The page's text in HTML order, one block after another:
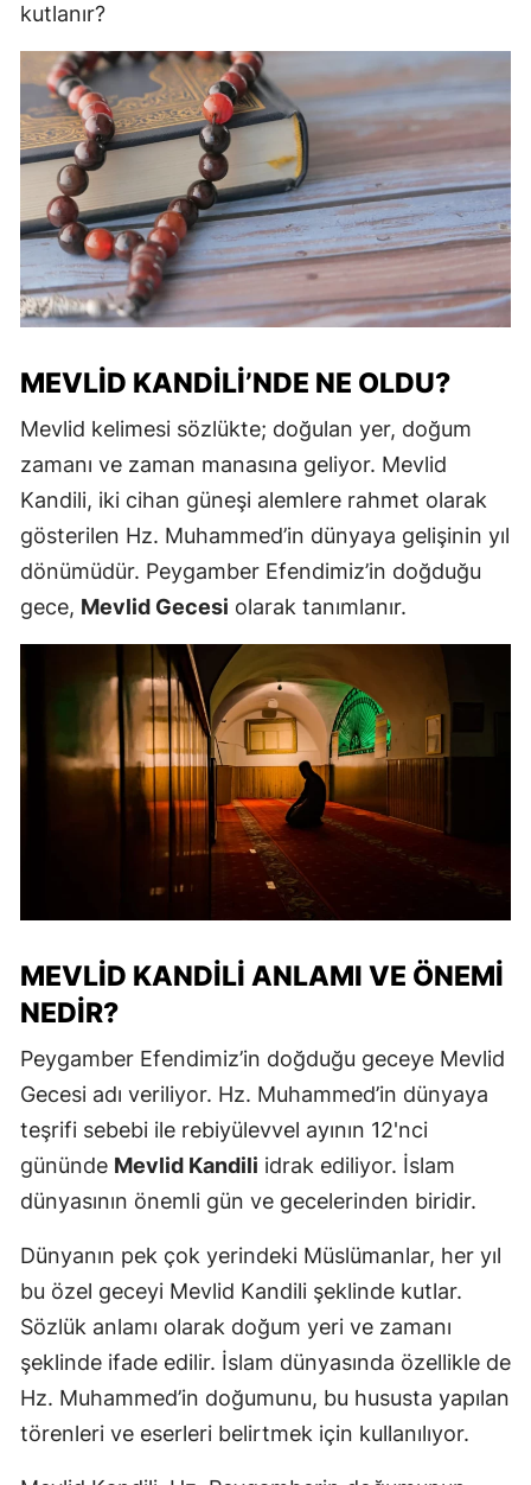
kutlanır?
MEVLID KANDILI’NDE NE OLDU?
Mevlid kelimesi sözlükte; doğulan yer, doğum
zamanı ve zaman manasına geliyor. Mevlid
Kandili, iki cihan güneşi alemlere rahmet olarak
gösterilen Hz. Muhammed’in dünyaya gelişinin yıl
dönümüdür. Peygamber Efendimiz’in doğduğu
gece, Mevlid Gecesi olarak tanımlanır.
MEVLID KANDILI ANLAMI VE ÖNEMI
NEDIR?
Peygamber Efendimiz’in doğduğu geceye Mevlid
Gecesi adı veriliyor. Hz. Muhammed’in dünyaya
teşrifi sebebi ile rebiyülevvel ayının 12'nci
gününde Mevlid Kandili idrak ediliyor. İslam
dünyasının önemli gün ve gecelerinden biridir.
Dünyanın pek çok yerindeki Müslümanlar, her yıl
bu özel geceyi Mevlid Kandili şeklinde kutlar.
Sözlük anlamı olarak doğum yeri ve zamanı
şeklinde ifade edilir. İslam dünyasında özellikle de
Hz. Muhammed’in doğumunu, bu hususta yapılan
törenleri ve eserleri belirtmek için kullanılıyor.